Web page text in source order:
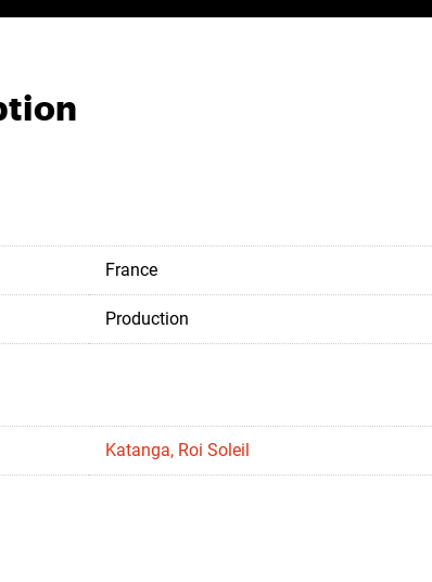
France
Production
Katanga, Roi Soleil